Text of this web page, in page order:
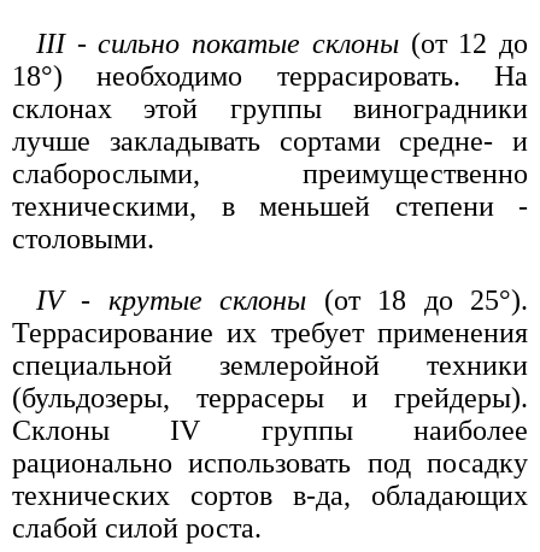
III - сильно покатые склоны(от 12 до
18°) необходимо террасировать. На
склонах этой группы виноградники
лучше закладывать сортами средне- и
слаборослыми, преимущественно
техническими, в меньшей степени -
столовыми.
IV - крутые склоны (от 18 до 25°).
Террасирование их требует применения
специальной землеройной техники
(бульдозеры, террасеры и грейдеры).
Склоны IV группы наиболее
рационально использовать под посадку
технических сортов в-да, обладающих
слабой силой роста.